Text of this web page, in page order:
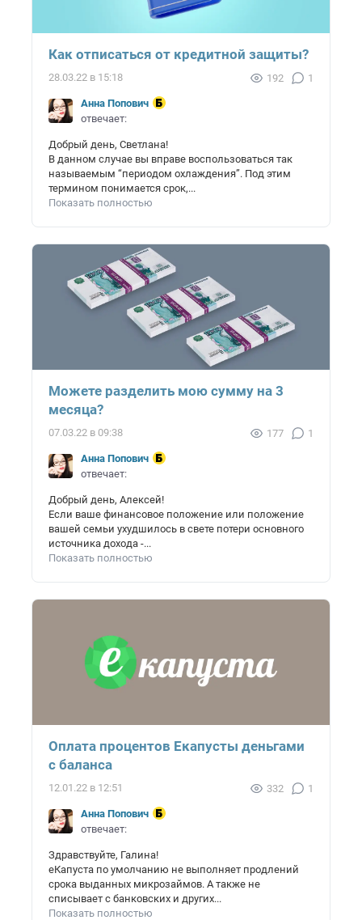
Как отписаться от кредитной защиты?
28.03.22 в 15:18 192 1
Анна Попович
отвечает:
Добрый день, Светлана!
В данном случае вы вправе воспользоваться так
называемым “периодом охлаждения”. Под этим
термином понимается срок,...
Показать полностью
Можете разделить мою сумму на 3
месяца?
07.03.22 в 09:38 177 1
Анна Попович
отвечает:
Добрый день, Алексей!
Если ваше финансовое положение или положение
вашей семьи ухудшилось в свете потери основного
источника дохода -...
Показать полностью
Оплата процентов Екапусты деньгами
с баланса
12.01.22 в 12:51 332 1
Анна Попович
отвечает:
Здравствуйте, Галина!
еКапуста по умолчанию не выполняет продлений
срока выданных микрозаймов. А также не
списывает с банковских и других...
Показать полностью